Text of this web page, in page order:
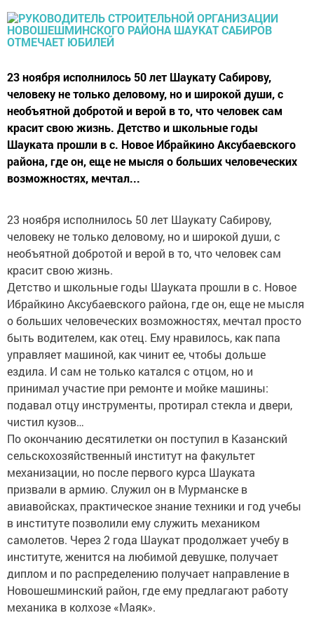
23 ноября исполнилось 50 лет Шаукату Сабирову,
человеку не только деловому, но и широкой души, с
необъятной добротой и верой в то, что человек сам
красит свою жизнь. Детство и школьные годы
Шауката прошли в c. Новое Ибрайкино Аксубаевского
района, где он, еще не мысля о больших человеческих
возможностях, мечтал...
23 ноября исполнилось 50 лет Шаукату Сабирову,
человеку не только деловому, но и широкой души, с
необъятной добротой и верой в то, что человек сам
красит свою жизнь.
Детство и школьные годы Шауката прошли в c. Новое
Ибрайкино Аксубаевского района, где он, еще не мысля
о больших человеческих возможностях, мечтал просто
быть водителем, как отец. Ему нравилось, как папа
управляет машиной, как чинит ее, чтобы дольше
ездила. И сам не только катался с отцом, но и
принимал участие при ремонте и мойке машины:
подавал отцу инструменты, протирал стекла и двери,
чистил кузов…
По окончанию десятилетки он поступил в Казанский
сельскохозяйственный институт на факультет
механизации, но после первого курса Шауката
призвали в армию. Служил он в Мурманске в
авиавойсках, практическое знание техники и год учебы
в институте позволили ему служить механиком
самолетов. Через 2 года Шаукат продолжает учебу в
институте, женится на любимой девушке, получает
диплом и по распределению получает направление в
Новошешминский район, где ему предлагают работу
механика в колхозе «Маяк».